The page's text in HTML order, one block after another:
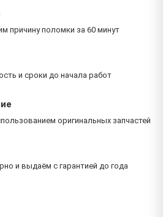
причину поломки за 60 минут
и сроки до начала работ
оригинальных запчастей
и выдаём с гарантией до года